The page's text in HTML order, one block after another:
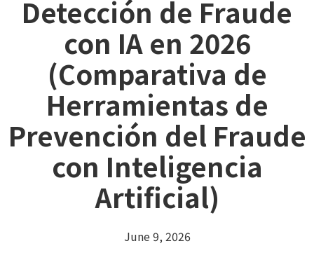
Detección de Fraude
con IA en 2026
(Comparativa de
Herramientas de
Prevención del Fraude
con Inteligencia
Artificial)
June 9, 2026